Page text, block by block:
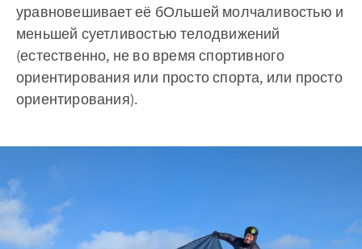
уравновешивает её бОльшей молчаливостью и
меньшей суетливостью телодвижений
(естественно, не во время спортивного
ориентирования или просто спорта, или просто
ориентирования).